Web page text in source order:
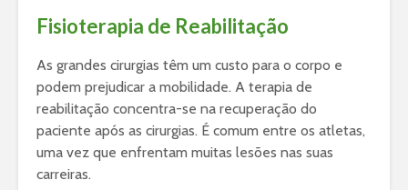
Fisioterapia de Reabilitação
As grandes cirurgias têm um custo para o corpo e
podem prejudicar a mobilidade. A terapia de
reabilitação concentra-se na recuperação do
paciente após as cirurgias. É comum entre os atletas,
uma vez que enfrentam muitas lesões nas suas
carreiras.